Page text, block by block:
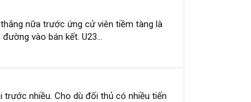
nữa trước ứng cử viên tiềm tàng là
vào bán kết. U23...
trước nhiều. Cho dù đối thủ có nhiều tiến